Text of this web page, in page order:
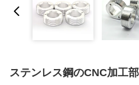
ステンレス鋼のCNC加工